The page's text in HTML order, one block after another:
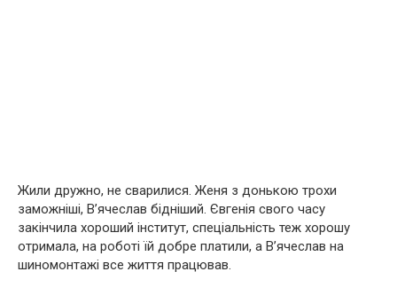
Жили дружно, не сварилися. Женя з донькою трохи
заможніші, В’ячеслав бідніший. Євгенія свого часу
закінчила хороший інститут, спеціальність теж хорошу
отримала, на роботі їй добре платили, а В’ячеслав на
шиномонтажі все життя працював.